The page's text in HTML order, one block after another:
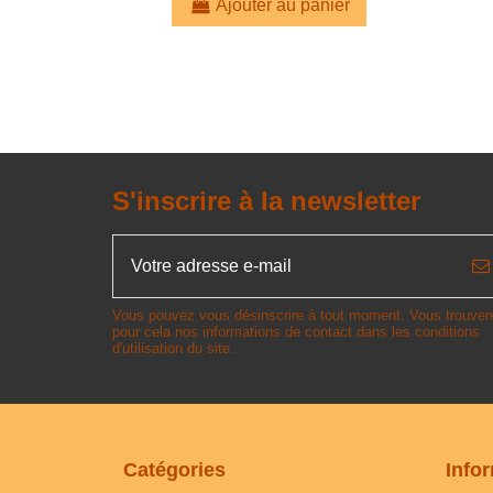
Ajouter au panier
S'inscrire à la newsletter
Vous pouvez vous désinscrire à tout moment. Vous
pour cela nos informations de contact dans les conditions
d'utilisation du site.
Catégories